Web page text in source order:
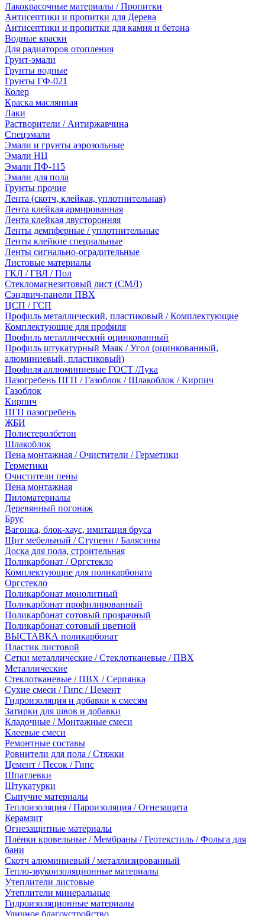
Лакокрасочные материалы / Пропитки
Антисептики и пропитки для Дерева
Антисептики и пропитки для камня и бетона
Водные краски
Для радиаторов отопления
Грунт-эмали
Грунты водные
Грунты ГФ-021
Колер
Краска маслянная
Лаки
Растворители / Антиржавчина
Спецэмали
Эмали и грунты аэрозольные
Эмали НЦ
Эмали ПФ-115
Эмали для пола
Грунты прочие
Лента (скотч, клейкая, уплотнительная)
Лента клейкая армированная
Лента клейкая двусторонняя
Ленты демпферные / уплотнительные
Ленты клейкие специальные
Ленты сигнально-оградительные
Листовые материалы
ГКЛ / ГВЛ / Пол
Стекломагнезитовый лист (СМЛ)
Сэндвич-панели ПВХ
ЦСП / ГСП
Профиль металлический, пластиковый / Комплектующие
Комплектующие для профиля
Профиль металлический оцинкованный
Профиль штукатурный Маяк / Угол (оцинкованный,
алюминиевый, пластиковый)
Профиля аллюминиевые ГОСТ /Лука
Пазогребень ПГП / Газоблок / Шлакоблок / Кирпич
Газоблок
Кирпич
ПГП пазогребень
ЖБИ
Полистеролбетон
Шлакоблок
Пена монтажная / Очистители / Герметики
Герметики
Очистители пены
Пена монтажная
Пиломатериалы
Деревянный погонаж
Брус
Вагонка, блок-хаус, имитация бруса
Щит мебельный / Ступени / Балясины
Доска для пола, строительная
Поликарбонат / Оргстекло
Комплектующие для поликарбоната
Оргстекло
Поликарбонат монолитный
Поликарбонат профилированный
Поликарбонат сотовый прозрачный
Поликарбонат сотовый цветной
ВЫСТАВКА поликарбонат
Пластик листовой
Сетки металлические / Стеклотканевые / ПВХ
Металлические
Стеклотканевые / ПВХ / Серпянка
Сухие смеси / Гипс / Цемент
Гидроизоляция и добавки к смесям
Затирки для швов и добавки
Кладочные / Монтажные смеси
Клеевые смеси
Ремонтные составы
Ровнители для пола / Стяжки
Цемент / Песок / Гипс
Шпатлевки
Штукатурки
Сыпучие материалы
Теплоизоляция / Пароизоляция / Огнезащита
Керамзит
Огнезащитные материалы
Плёнки кровельные / Мембраны / Геотекстиль / Фольга для
бани
Скотч алюминиевый / металлизированный
Тепло-звукоизоляционные материалы
Утеплители листовые
Утеплители минеральные
Гидроизоляционные материалы
Уличное благоустройство